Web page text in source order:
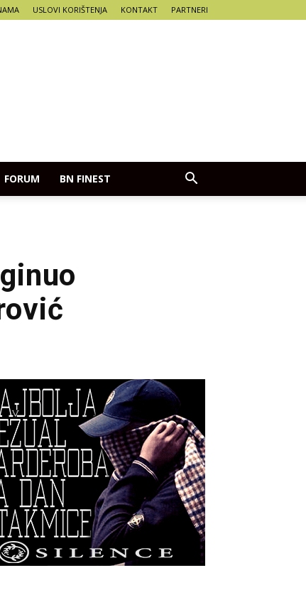
USLOVI KORIŠTENJA KONTAKT PARTNERI
FORUM BN FINEST